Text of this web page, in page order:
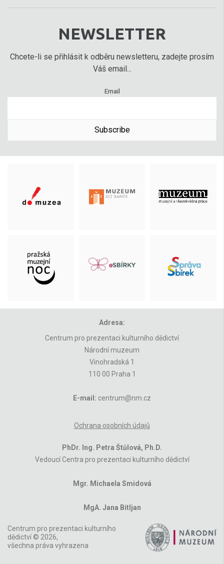
NEWSLETTER
Chcete-li se přihlásit k odběru newsletteru, zadejte prosím
Váš email...
Email
Subscribe
Adresa:
Centrum pro prezentaci kulturního dědictví
Národní muzeum
Vinohradská 1
110 00 Praha 1
E-mail: centrum@nm.cz
Ochrana osobních údajů
PhDr. Ing. Petra Štůlová, Ph.D.
Vedoucí Centra pro prezentaci kulturního dědictví
Mgr. Michaela Smidová
MgA. Jana Bitljan
Centrum pro prezentaci kulturního
dědictví © 2026,
všechna práva vyhrazena